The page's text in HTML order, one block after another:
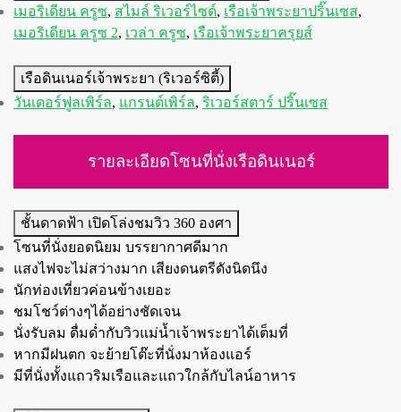
เมอริเดียน ครูซ, สไมล์ ริเวอร์ไซด์, เรือเจ้าพระยาปริ๊นเซส,
เมอริเดียน ครูซ 2, เวล่า ครูซ, เรือเจ้าพระยาครุยส์
เรือดินเนอร์เจ้าพระยา (ริเวอร์ซิตี้)
วันเดอร์ฟูลเพิร์ล, แกรนด์เพิร์ล, ริเวอร์สตาร์ ปริ๊นเซส
รายละเอียดโซนที่นั่งเรือดินเนอร์
ชั้นดาดฟ้า เปิดโล่งชมวิว 360 องศา
โซนที่นั่งยอดนิยม บรรยากาศดีมาก
แสงไฟจะไม่สว่างมาก เสียงดนตรีดังนิดนึง
นักท่องเที่ยวค่อนข้างเยอะ
ชมโชว์ต่างๆได้อย่างชัดเจน
นั่งรับลม ดื่มด่ำกับวิวแม่น้ำเจ้าพระยาได้เต็มที่
หากมีฝนตก จะย้ายโต๊ะที่นั่งมาห้องแอร์
มีที่นั่งทั้งแถวริมเรือและแถวใกล้กับไลน์อาหาร